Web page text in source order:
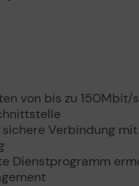
von bis zu 150Mbit/s
Verbindung mit
Dienstprogramm